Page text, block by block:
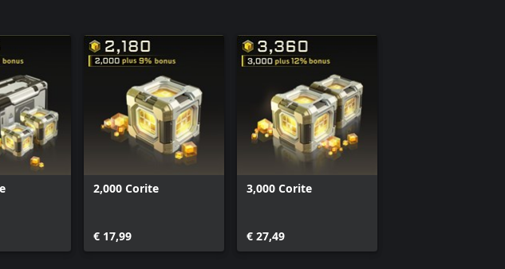
2,000 Corite
€ 17,99
3,000 Corite
€ 27,49